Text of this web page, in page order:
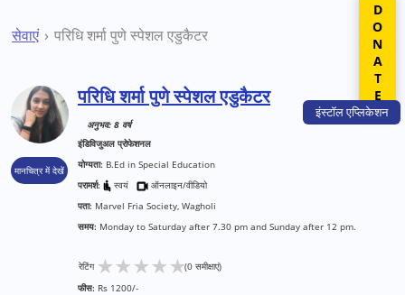
इंस्टॉलएप्लिकेशन
सेवाएं परिधि शर्मा पुणे स्पेशल एडुकैटर
मानचित्र में देखें
परिधि शर्मा पुणे स्पेशल एडुकैटर
अनुभव: 8 वर्ष
इंडिविजुअल प्रोफेशनल
योग्यता: B.Ed in Special Education
परामर्श:
स्वयं
ऑनलाइन/वीडियो
पता: Marvel Fria Society, Wagholi
समय: Monday to Saturday after 7.30 pm and Sunday after 12 pm.
रेटिंग ★★★★★(0 समीक्षाएं)
फीस: Rs 1200/-
DONATE